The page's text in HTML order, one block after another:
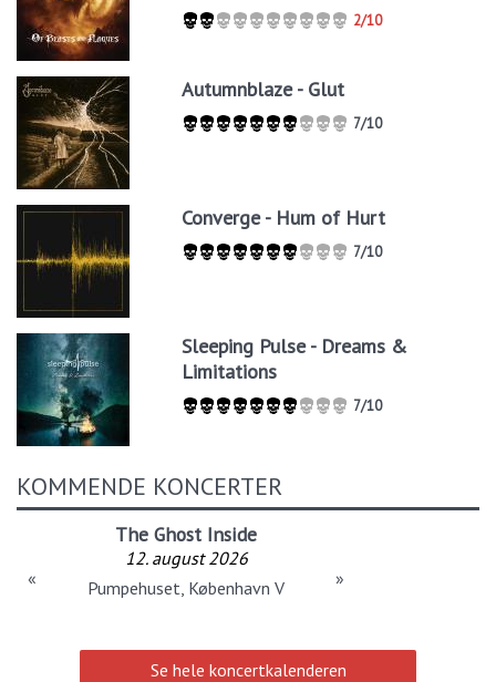
2/10
Autumnblaze - Glut
7/10
Converge - Hum of Hurt
7/10
Sleeping Pulse - Dreams &
Limitations
7/10
KOMMENDE KONCERTER
The Ghost Inside
12. august 2026
Pumpehuset, København V
« »
Se hele koncertkalenderen